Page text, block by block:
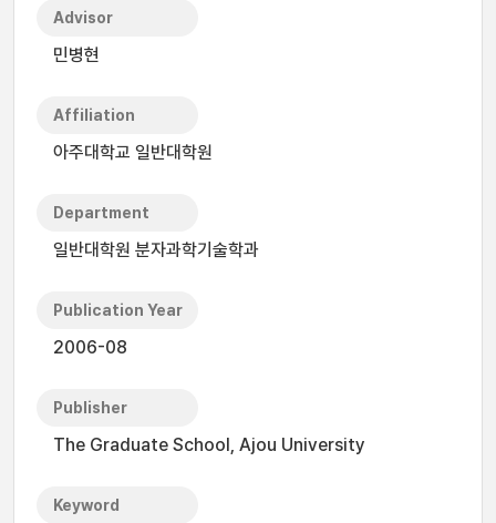
Advisor
민병현
Affiliation
아주대학교 일반대학원
Department
일반대학원 분자과학기술학과
Publication Year
2006-08
Publisher
The Graduate School, Ajou University
Keyword